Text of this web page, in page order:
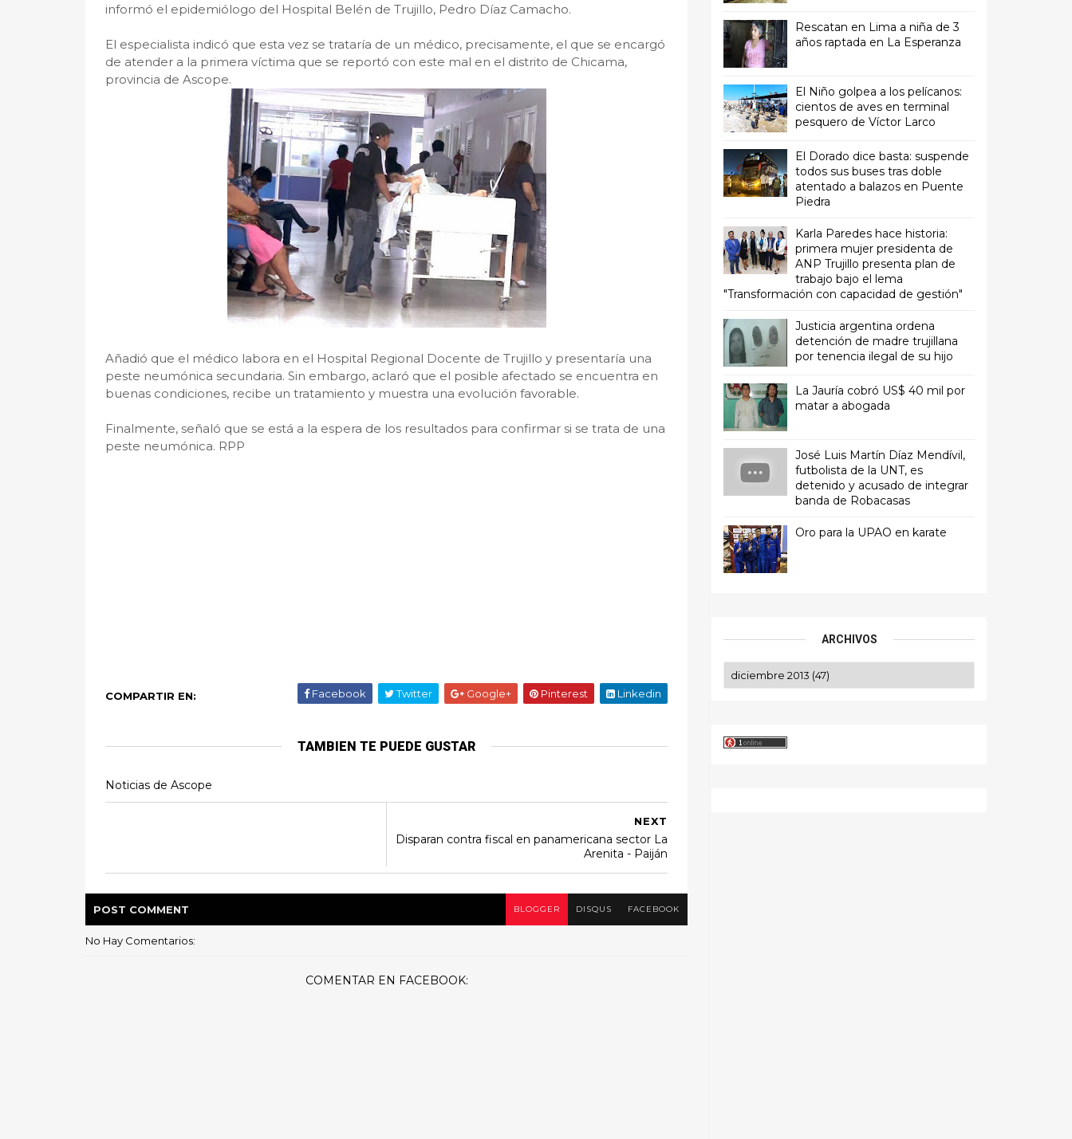
informó el epidemiólogo del Hospital Belén de Trujillo, Pedro Díaz Camacho.
El especialista indicó que esta vez se trataría de un médico, precisamente, el que se encargó
de atender a la primera víctima que se reportó con este mal en el distrito de Chicama,
provincia de Ascope.
Añadió que el médico labora en el Hospital Regional Docente de Trujillo y presentaría una
peste neumónica secundaria. Sin embargo, aclaró que el posible afectado se encuentra en
buenas condiciones, recibe un tratamiento y muestra una evolución favorable.
Finalmente, señaló que se está a la espera de los resultados para confirmar si se trata de una
peste neumónica. RPP
COMPARTIR EN: Facebook Twitter Google+ Pinterest Linkedin
TAMBIEN TE PUEDE GUSTAR
Noticias de Ascope
NEXT
Disparan contra fiscal en panamericana sector La
Arenita - Paiján
POST COMMENT BLOGGER DISQUS FACEBOOK
No Hay Comentarios:
COMENTAR EN FACEBOOK:
Rescatan en Lima a niña de 3
años raptada en La Esperanza
El Niño golpea a los pelícanos:
cientos de aves en terminal
pesquero de Víctor Larco
El Dorado dice basta: suspende
todos sus buses tras doble
atentado a balazos en Puente
Piedra
Karla Paredes hace historia:
primera mujer presidenta de
ANP Trujillo presenta plan de
trabajo bajo el lema
"Transformación con capacidad de gestión"
Justicia argentina ordena
detención de madre trujillana
por tenencia ilegal de su hijo
La Jauría cobró US$ 40 mil por
matar a abogada
José Luis Martín Díaz Mendívil,
futbolista de la UNT, es
detenido y acusado de integrar
banda de Robacasas
Oro para la UPAO en karate
ARCHIVOS